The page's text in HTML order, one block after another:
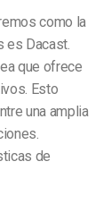
como la
es Dacast.
que ofrece
Esto
una amplia
de